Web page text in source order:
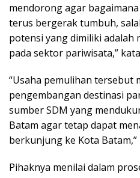
mendorong agar
terus bergerak tumbuh,
potensi yang dimiliki adalah
pada sektor pariwisata,”
“Usaha pemulihan tersebut
pengembangan destinasi
sumber SDM yang
Batam agar tetap dapat
berkunjung ke Kota Batam,”
Pihaknya menilai dalam